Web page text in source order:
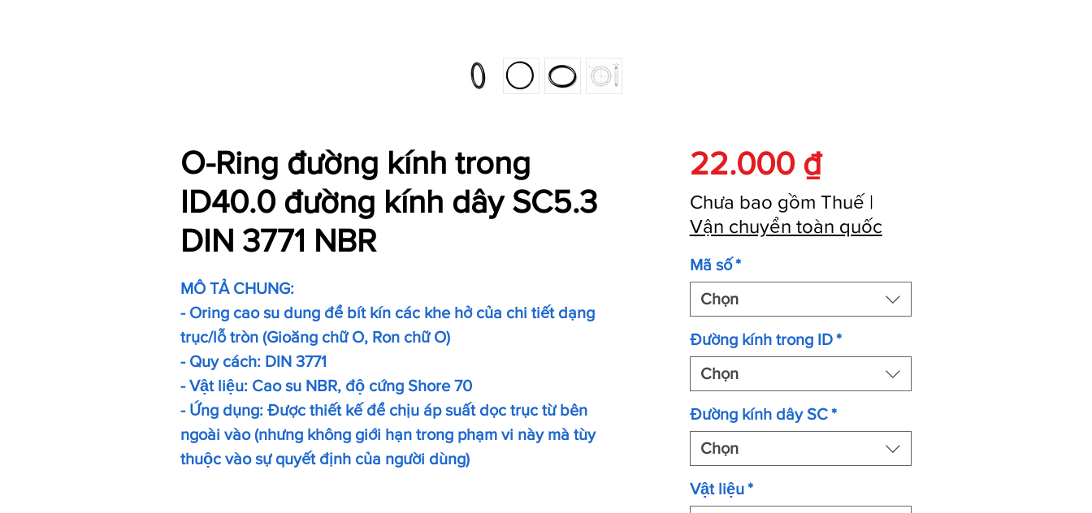
O-Ring đường kính trong
ID40.0 đường kính dây SC5.3
DIN 3771 NBR
MÔ TẢ CHUNG:
- Oring cao su dung để bít kín các khe hở của chi tiết dạng
trục/lỗ tròn (Gioăng chữ O, Ron chữ O)
- Quy cách: DIN 3771
- Vật liệu: Cao su NBR, độ cứng Shore 70
- Ứng dụng: Được thiết kế để chịu áp suất dọc trục từ bên
ngoài vào (nhưng không giới hạn trong phạm vi này mà tùy
thuộc vào sự quyết định của người dùng)
22.000 ₫Giá
Chưa bao gồm Thuế|
Vận chuyển toàn quốc
Mã số*
Chọn
Đường kính trong ID*
Chọn
Đường kính dây SC*
Chọn
Vật liệu*